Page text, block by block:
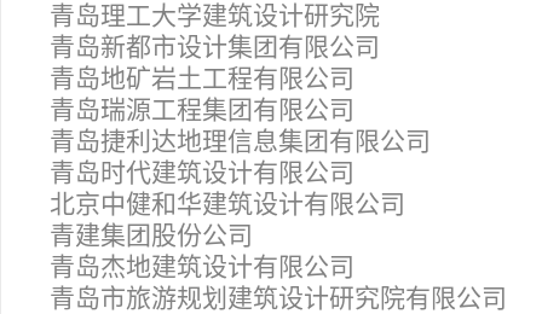
青岛理工大学建筑设计研究院
青岛新都市设计集团有限公司
青岛地矿岩土工程有限公司
青岛瑞源工程集团有限公司
青岛捷利达地理信息集团有限公司
青岛时代建筑设计有限公司
北京中健和华建筑设计有限公司
青建集团股份公司
青岛杰地建筑设计有限公司
青岛市旅游规划建筑设计研究院有限公司